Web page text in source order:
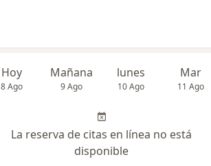
Hoy
8 Ago
Mañana
9 Ago
lunes
10 Ago
Mar
11 Ago
La reserva de citas en línea no está
disponible